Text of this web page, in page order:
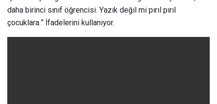
daha birinci sınıf öğrencisi. Yazık değil mi pırıl pırıl
çocuklara.” İfadelerini kullanıyor.